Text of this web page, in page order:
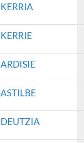
KERRIA
KERRIE
ARDISIE
ASTILBE
DEUTZIA